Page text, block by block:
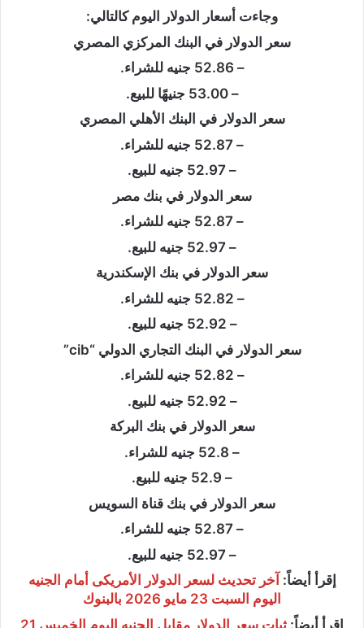
وجاءت أسعار الدولار اليوم كالتالي:
سعر الدولار في البنك المركزي المصري
– 52.86 جنيه للشراء.
– 53.00 جنيهًا للبيع.
سعر الدولار في البنك الأهلي المصري
– 52.87 جنيه للشراء.
– 52.97 جنيه للبيع.
سعر الدولار في بنك مصر
– 52.87 جنيه للشراء.
– 52.97 جنيه للبيع.
سعر الدولار في بنك الإسكندرية
– 52.82 جنيه للشراء.
– 52.92 جنيه للبيع.
سعر الدولار في البنك التجاري الدولي “cib”
– 52.82 جنيه للشراء.
– 52.92 جنيه للبيع.
سعر الدولار في بنك البركة
– 52.8 جنيه للشراء.
– 52.9 جنيه للبيع.
سعر الدولار في بنك قناة السويس
– 52.87 جنيه للشراء.
– 52.97 جنيه للبيع.
إقرأ أيضاً: آخر تحديث لسعر الدولار الأمريكى أمام الجنيه
اليوم السبت 23 مايو 2026 بالبنوك
إقرأ أيضاً:
ثبات سعر الدولار مقابل الجنيه اليوم الخميس 21